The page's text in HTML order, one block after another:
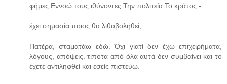
φήμες.Εννοώ τους ιθύνοντες.Την πολιτεία.Το κράτος.-
έχει σημασία ποιος θα λιθοβοληθεί;
Πατέρα, σταματάω εδώ. Όχι γιατί δεν έχω επιχειρήματα,
λόγους, απόψεις. τίποτα από όλα αυτά δεν συμβαίνει και το
έχετε αντιληφθεί και εσείς πιστεύω.